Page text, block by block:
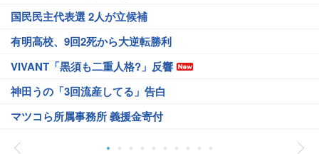
国民民主代表選 2人が立候補
有明高校、9回2死から大逆転勝利
VIVANT「黒須も二重人格?」反響
神田うの「3回流産してる」告白
マツコら所属事務所 義援金寄付